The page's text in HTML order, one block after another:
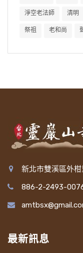
淨空老法師 清明
祭祖 老和尚
新北市雙溪區外柑
886-2-2493-
最新訊息